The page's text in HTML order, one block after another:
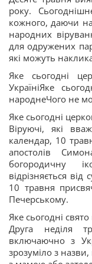
року.
кожного, даючи
народних
для одружених
які можуть
Яке сьогодні
УкраїніЯке
народнеЧого не
Яке сьогодні
Віруючі, які
календар, 10
апостолів
богородичну
відрізняється
10 травня
Печерському.
Яке сьогодні свято
Друга неділя
включаючно з
зрозуміло з назви,